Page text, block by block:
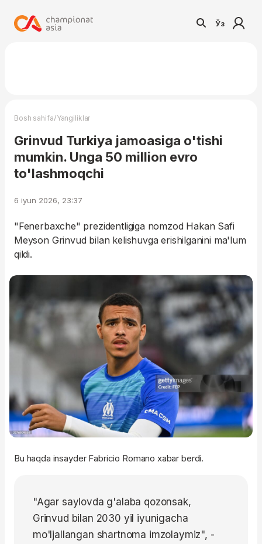
Ўз
Bosh sahifa/Yangiliklar
Grinvud Turkiya jamoasiga o'tishi
mumkin. Unga 50 million evro
to'lashmoqchi
6 iyun 2026, 23:37
"Fenerbaxche" prezidentligiga nomzod Hakan Safi
Meyson Grinvud bilan kelishuvga erishilganini ma'lum
qildi.
Bu haqda insayder Fabricio Romano xabar berdi.
"Agar saylovda g'alaba qozonsak,
Grinvud bilan 2030 yil iyunigacha
mo'ljallangan shartnoma imzolaymiz", -